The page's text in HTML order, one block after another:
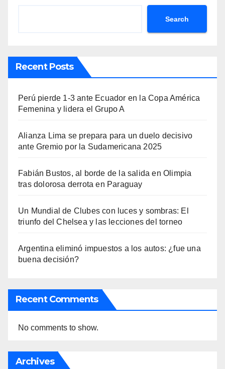
Search
Recent Posts
Perú pierde 1-3 ante Ecuador en la Copa América
Femenina y lidera el Grupo A
Alianza Lima se prepara para un duelo decisivo
ante Gremio por la Sudamericana 2025
Fabián Bustos, al borde de la salida en Olimpia
tras dolorosa derrota en Paraguay
Un Mundial de Clubes con luces y sombras: El
triunfo del Chelsea y las lecciones del torneo
Argentina eliminó impuestos a los autos: ¿fue una
buena decisión?
Recent Comments
No comments to show.
Archives